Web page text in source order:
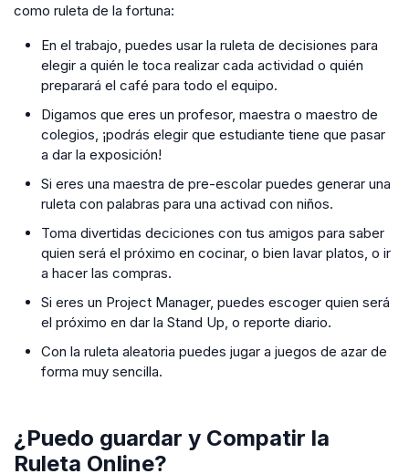
como ruleta de la fortuna:
En el trabajo, puedes usar la ruleta de decisiones para
elegir a quién le toca realizar cada actividad o quién
preparará el café para todo el equipo.
Digamos que eres un profesor, maestra o maestro de
colegios, ¡podrás elegir que estudiante tiene que pasar
a dar la exposición!
Si eres una maestra de pre-escolar puedes generar una
ruleta con palabras para una activad con niños.
Toma divertidas deciciones con tus amigos para saber
quien será el próximo en cocinar, o bien lavar platos, o ir
a hacer las compras.
Si eres un Project Manager, puedes escoger quien será
el próximo en dar la Stand Up, o reporte diario.
Con la ruleta aleatoria puedes jugar a juegos de azar de
forma muy sencilla.
¿Puedo guardar y Compatir la
Ruleta Online?